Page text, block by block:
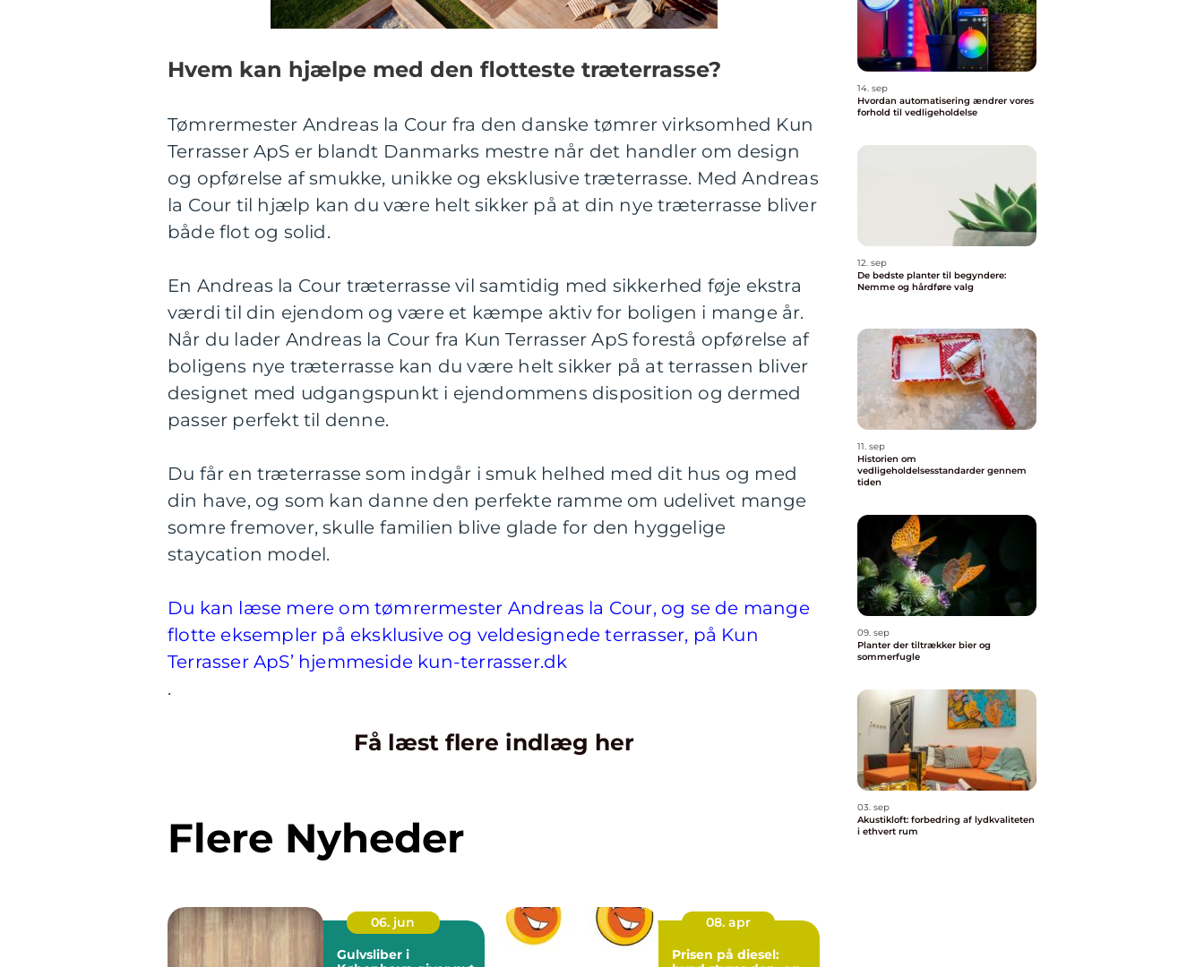
Hvem kan hjælpe med den flotteste træterrasse?
Tømrermester Andreas la Cour fra den danske tømrer virksomhed Kun
Terrasser ApS er blandt Danmarks mestre når det handler om design
og opførelse af smukke, unikke og eksklusive træterrasse. Med Andreas
la Cour til hjælp kan du være helt sikker på at din nye træterrasse bliver
både flot og solid.
En Andreas la Cour træterrasse vil samtidig med sikkerhed føje ekstra
værdi til din ejendom og være et kæmpe aktiv for boligen i mange år.
Når du lader Andreas la Cour fra Kun Terrasser ApS forestå opførelse af
boligens nye træterrasse kan du være helt sikker på at terrassen bliver
designet med udgangspunkt i ejendommens disposition og dermed
passer perfekt til denne.
Du får en træterrasse som indgår i smuk helhed med dit hus og med
din have, og som kan danne den perfekte ramme om udelivet mange
somre fremover, skulle familien blive glade for den hyggelige
staycation model.
Du kan læse mere om tømrermester Andreas la Cour, og se de mange
flotte eksempler på eksklusive og veldesignede terrasser, på Kun
Terrasser ApS’ hjemmeside kun-terrasser.dk
.
Få læst flere indlæg her
Flere Nyheder
06. jun
Gulvsliber i
08. apr
Prisen på diesel:
14. sep
Hvordan automatisering ændrer vores
forhold til vedligeholdelse
12. sep
De bedste planter til begyndere:
Nemme og hårdføre valg
11. sep
Historien om
vedligeholdelsesstandarder gennem
tiden
09. sep
Planter der tiltrækker bier og
sommerfugle
03. sep
Akustikloft: forbedring af lydkvaliteten
i ethvert rum